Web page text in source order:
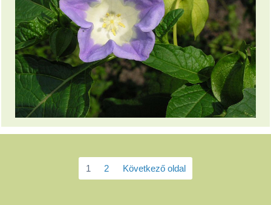
1 2 Következő oldal